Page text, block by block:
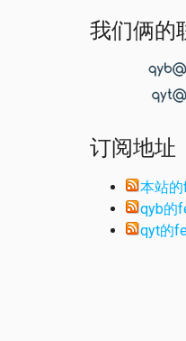
我们俩的
订阅地址
本站
qyb的
qyt的